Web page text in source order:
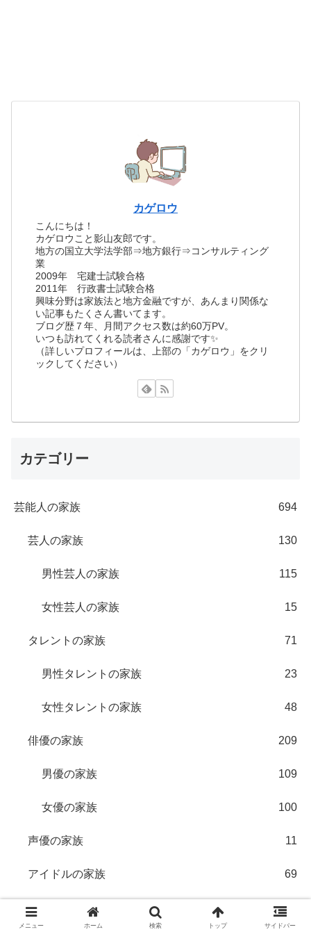
カゲロウ
こんにちは！
カゲロウこと影山友郎です。
地方の国立大学法学部⇒地方銀行⇒コンサルティング
業
2009年 宅建士試験合格
2011年 行政書士試験合格
興味分野は家族法と地方金融ですが、あんまり関係な
い記事もたくさん書いてます。
ブログ歴７年、月間アクセス数は約60万PV。
いつも訪れてくれる読者さんに感謝です✨
（詳しいプロフィールは、上部の「カゲロウ」をクリ
ックしてください）
カテゴリー
芸能人の家族 694
芸人の家族 130
男性芸人の家族 115
女性芸人の家族 15
タレントの家族 71
男性タレントの家族 23
女性タレントの家族 48
俳優の家族 209
男優の家族 109
女優の家族 100
声優の家族 11
アイドルの家族 69
モーニング娘。
メニュー ホーム 検索 トップ サイドバー